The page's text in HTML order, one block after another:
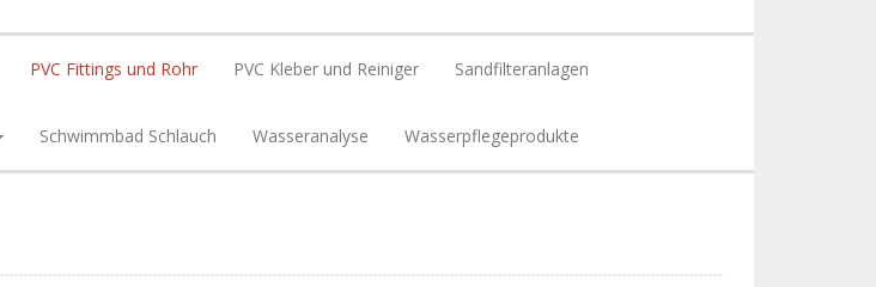
PVC Fittings und Rohr PVC Kleber und Reiniger Sandfilteranlagen
Schwimmbad Schlauch Wasseranalyse Wasserpflegeprodukte